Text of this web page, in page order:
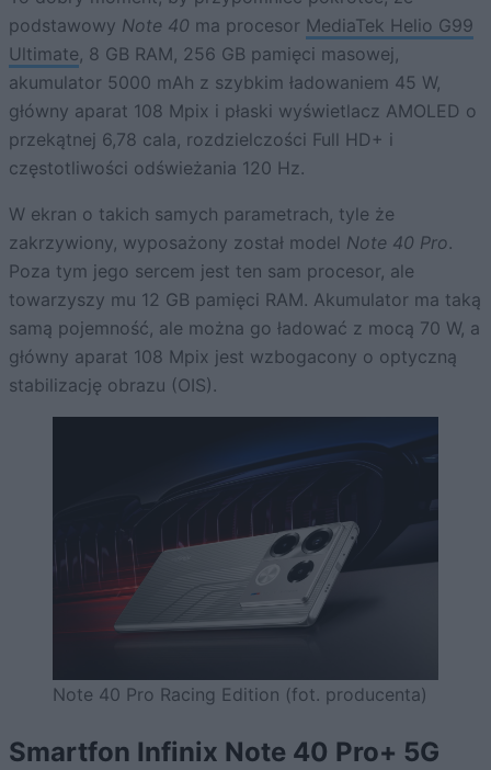
podstawowy Note 40 ma procesor MediaTek Helio G99
Ultimate, 8 GB RAM, 256 GB pamięci masowej,
akumulator 5000 mAh z szybkim ładowaniem 45 W,
główny aparat 108 Mpix i płaski wyświetlacz AMOLED o
przekątnej 6,78 cala, rozdzielczości Full HD+ i
częstotliwości odświeżania 120 Hz.
W ekran o takich samych parametrach, tyle że
zakrzywiony, wyposażony został model Note 40 Pro.
Poza tym jego sercem jest ten sam procesor, ale
towarzyszy mu 12 GB pamięci RAM. Akumulator ma taką
samą pojemność, ale można go ładować z mocą 70 W, a
główny aparat 108 Mpix jest wzbogacony o optyczną
stabilizację obrazu (OIS).
Note 40 Pro Racing Edition (fot. producenta)
Smartfon Infinix Note 40 Pro+ 5G